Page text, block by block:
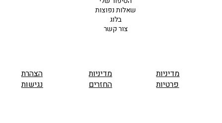
שאלות נפוצות
בלוג
צור קשר
הצהרת
נגישות
מדיניות
החזרים
מדיניות
פרטיות